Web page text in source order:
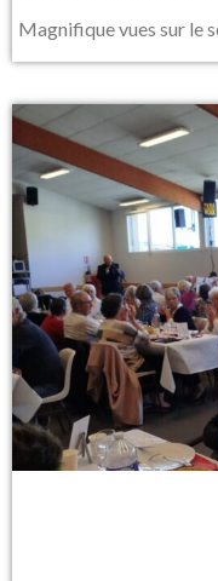
Magnifique vues sur le